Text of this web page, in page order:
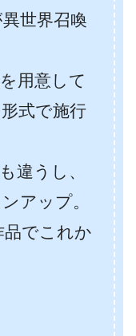
世界召喚
用意して
式で施行
違うし、
アップ。
品でこれか